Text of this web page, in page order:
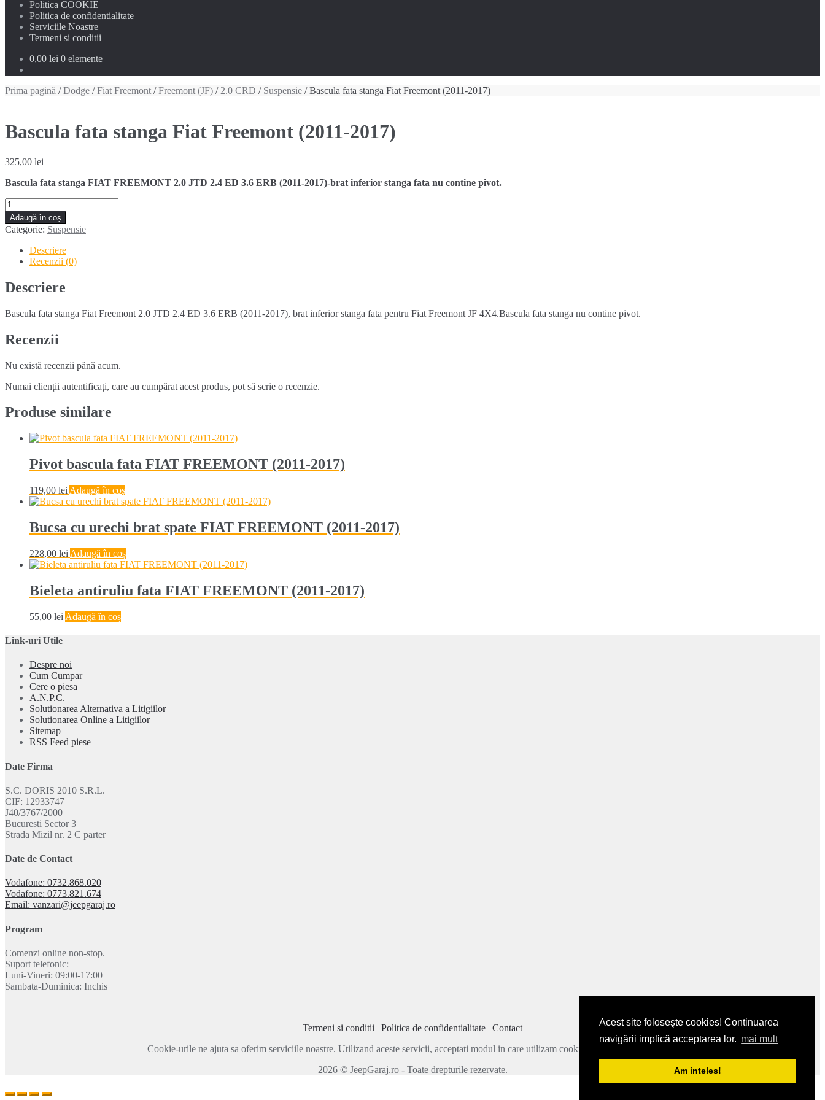
Acest site foloseşte cookies! Continuarea
navigării implică acceptarea lor. mai mult
Am inteles!
Politica COOKIE
Politica de confidentialitate
Serviciile Noastre
Termeni si conditii
0,00 lei 0 elemente
Prima pagină /Dodge /Fiat Freemont /Freemont (JF) / 2.0 CRD / Suspensie / Bascula fata stanga Fiat Freemont (2011-2017)
Bascula fata stanga Fiat Freemont (2011-2017)
325,00 lei
Bascula fata stanga FIAT FREEMONT 2.0 JTD 2.4 ED 3.6 ERB (2011-2017)-brat inferior stanga fata nu contine pivot.
Cantitate
Bascula
fata
stanga
Freemont
2017)
Adaugă în coș
Categorie: Suspensie
Descriere
Recenzii (0)
Descriere
Bascula fata stanga Fiat Freemont 2.0 JTD 2.4 ED 3.6 ERB (2011-2017), brat inferior stanga fata pentru Fiat Freemont JF 4X4.Bascula fata stanga nu contine pivot.
Recenzii
Nu există recenzii până acum.
Numai clienții autentificați, care au cumpărat acest produs, pot să scrie o recenzie.
Produse similare
Pivot bascula fata FIAT FREEMONT (2011-2017)
119,00 lei Adaugă în coș
Bucsa cu urechi brat spate FIAT FREEMONT (2011-2017)
228,00 lei Adaugă în coș
Bieleta antiruliu fata FIAT FREEMONT (2011-2017)
55,00 lei Adaugă în coș
Link-uri Utile
Despre noi
Cum Cumpar
Cere o piesa
A.N.P.C.
Solutionarea Alternativa a Litigiilor
Solutionarea Online a Litigiilor
Sitemap
RSS Feed piese
Date Firma
S.C. DORIS 2010 S.R.L.
CIF: 12933747
J40/3767/2000
Bucuresti Sector 3
Strada Mizil nr. 2 C parter
Date de Contact
Vodafone: 0732.868.020
Vodafone: 0773.821.674
Email: vanzari@jeepgaraj.ro
Program
Comenzi online non-stop.
Suport telefonic:
Luni-Vineri: 09:00-17:00
Sambata-Duminica: Inchis
Termeni si conditii | Politica de confidentialitate | Contact
Cookie-urile ne ajuta sa oferim serviciile noastre. Utilizand aceste servicii, acceptati modul in care utilizam cookie-urile.
2026 © JeepGaraj.ro - Toate drepturile rezervate.